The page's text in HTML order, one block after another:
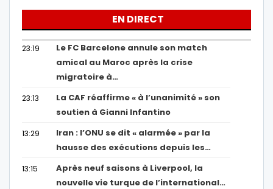
EN DIRECT
23:19
Le FC Barcelone annule son match
amical au Maroc après la crise
migratoire à…
23:13
La CAF réaffirme « à l’unanimité » son
soutien à Gianni Infantino
13:29
Iran : l’ONU se dit « alarmée » par la
hausse des exécutions depuis les…
13:15
Après neuf saisons à Liverpool, la
nouvelle vie turque de l’international…